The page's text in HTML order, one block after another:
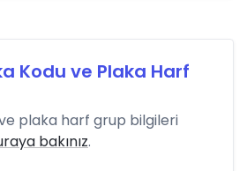
Kodu ve Plaka Harf
plaka harf grup bilgileri
bakınız.